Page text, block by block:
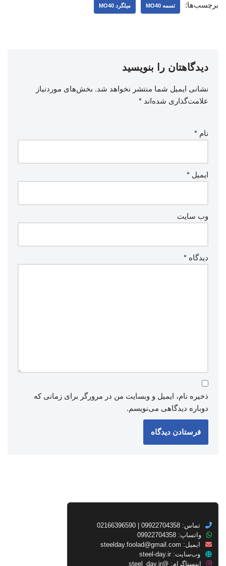
برچسب‌ها: تسمه MO40 میلگرد MO40
دیدگاهتان را بنویسید
نشانی ایمیل شما منتشر نخواهد شد. بخش‌های موردنیاز
علامت‌گذاری شده‌اند *
نام *
ایمیل *
وب‌ سایت
دیدگاه *
ذخیره نام، ایمیل و وبسایت من در مرورگر برای زمانی که
دوباره دیدگاهی می‌نویسم.
تماس: 09922704358 | 02166396590
واتساپ: 09922704358
ایمیل: steelday.foolad@gmail.com
وب‌سایت: steel-day.ir
اینستاگرام: @steel_day.ir